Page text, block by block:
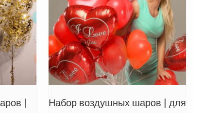
|
Набор воздушных шаров | для